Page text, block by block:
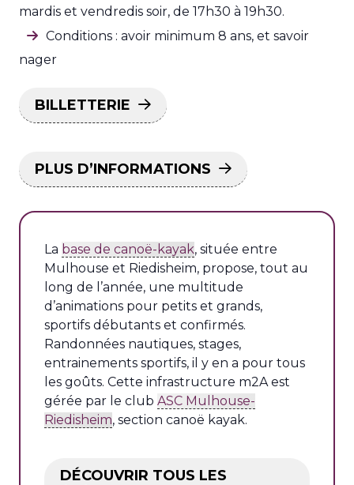
mardis et vendredis soir, de 17h30 à 19h30.
Conditions : avoir minimum 8 ans, et savoir
nager
BILLETTERIE
PLUS D’INFORMATIONS
La base de canoë-kayak, située entre
Mulhouse et Riedisheim, propose, tout au
long de l’année, une multitude
d’animations pour petits et grands,
sportifs débutants et confirmés.
Randonnées nautiques, stages,
entrainements sportifs, il y en a pour tous
les goûts. Cette infrastructure m2A est
gérée par le club ASC Mulhouse-
Riedisheim, section canoë kayak.
DÉCOUVRIR TOUS LES